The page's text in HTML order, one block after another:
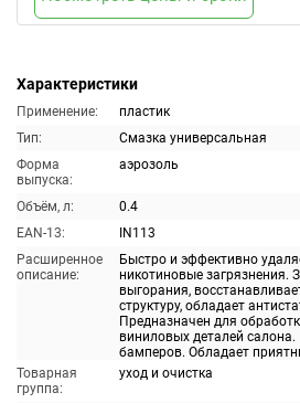
Характеристики
Применение:
пластик
Тип:
Смазка универсальная
Форма
выпуска:
аэрозоль
Объём, л:
0.4
EAN-13:
IN113
Расширенное
описание:
Быстро и эффективно
никотиновые загрязнения.
выгорания,
структуру, обладает
Предназначен для
виниловых деталей
бамперов. Обладает
Товарная
группа:
уход и очистка